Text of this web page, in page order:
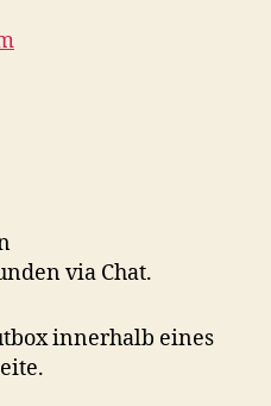
via Chat.
innerhalb eines